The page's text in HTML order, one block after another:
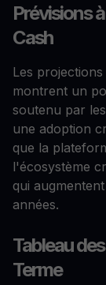
Prévisions
Cash
Les
montrent un
soutenu par
une adoption
que la
l'écosystème
qui
années.
Tableau
Terme